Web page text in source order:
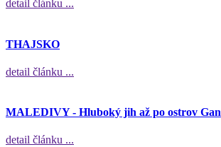
detail článku ...
THAJSKO
detail článku ...
MALEDIVY - Hluboký jih až po ostrov Gan
detail článku ...